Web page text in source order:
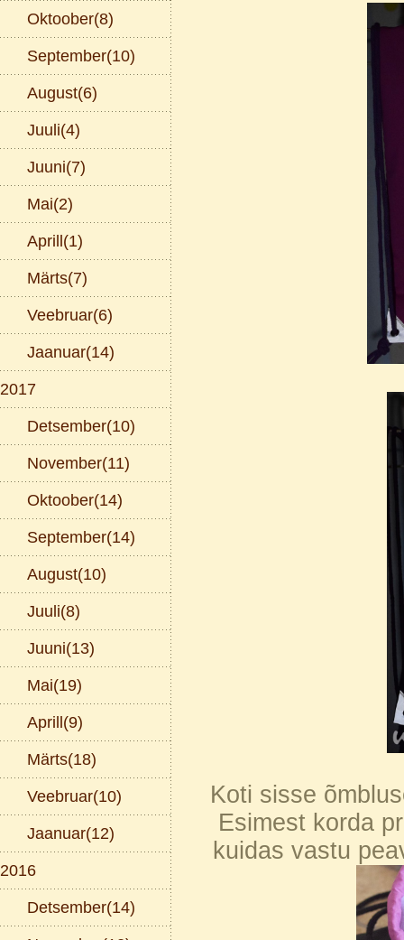
Oktoober(8)
September(10)
August(6)
Juuli(4)
Juuni(7)
Mai(2)
Aprill(1)
Märts(7)
Veebruar(6)
Jaanuar(14)
2017
Detsember(10)
November(11)
Oktoober(14)
September(14)
August(10)
Juuli(8)
Juuni(13)
Mai(19)
Aprill(9)
Märts(18)
Veebruar(10)
Jaanuar(12)
2016
Detsember(14)
Koti sisse
Esimest korda
kuidas vastu